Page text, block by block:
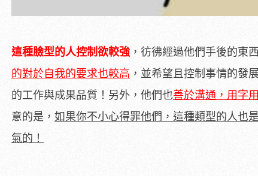
這種臉型的人控制欲較強 ，彷彿經過他們手後的東
的對於自我的要求也較高 ，並希望且控制事情的發
的工作與成果品質！另外，他們也善於溝通，用字
意的是， 如果你不小心得罪他們，這種類型的人也
氣的！